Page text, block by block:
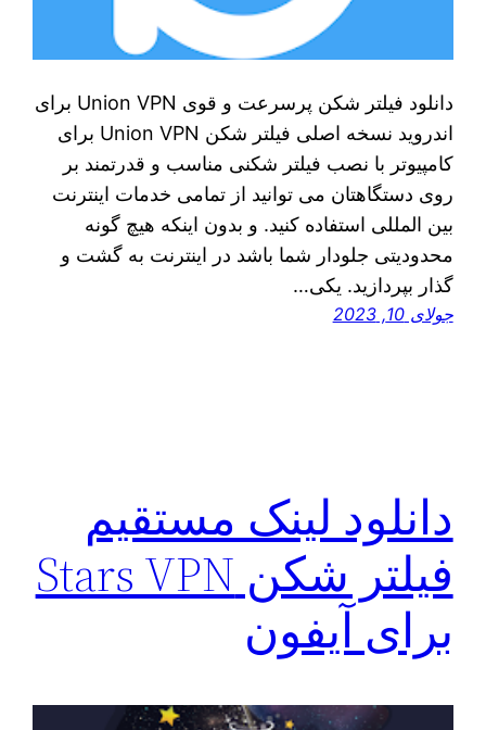
دانلود فیلتر شکن پرسرعت و قوی Union VPN برای
اندروید نسخه اصلی فیلتر شکن Union VPN برای
کامپیوتر با نصب فیلتر شکنی مناسب و قدرتمند بر
روی دستگاهتان می توانید از تمامی خدمات اینترنت
بین المللی استفاده کنید. و بدون اینکه هیچ گونه
محدودیتی جلودار شما باشد در اینترنت به گشت و
گذار بپردازید. یکی…
جولای 10, 2023
دانلود لینک مستقیم
فیلتر شکن Stars VPN
برای آیفون